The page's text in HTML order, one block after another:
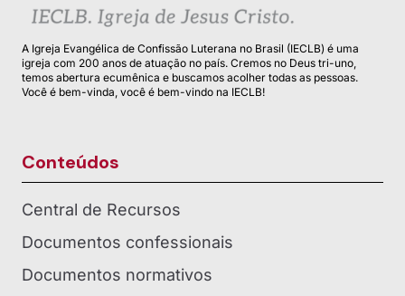
A Igreja Evangélica de Confissão Luterana no Brasil (IECLB) é uma
igreja com 200 anos de atuação no país. Cremos no Deus tri-uno,
temos abertura ecumênica e buscamos acolher todas as pessoas.
Você é bem-vinda, você é bem-vindo na IECLB!
Conteúdos
Central de Recursos
Documentos confessionais
Documentos normativos